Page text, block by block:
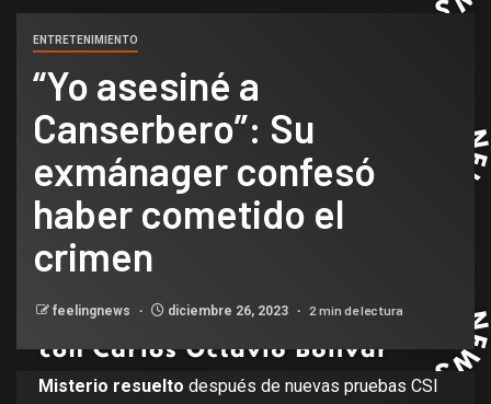
ENTRETENIMIENTO
“Yo asesiné a
Canserbero”: Su
exmánager confesó
haber cometido el
crimen
feelingnews diciembre 26, 2023 2 min de lectura
Misterio resuelto después de nuevas pruebas CSI